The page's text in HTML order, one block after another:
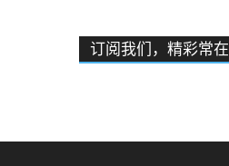
订阅我们，精彩常在